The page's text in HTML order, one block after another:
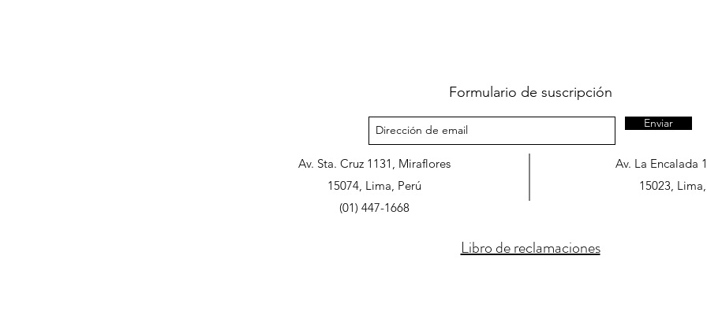
Formulario de suscripción
Enviar
Av. Sta. Cruz 1131, Miraflores
15074, Lima, Perú
Av. La Encalada
15023,
(01) 447-1668
Libro de reclamaciones